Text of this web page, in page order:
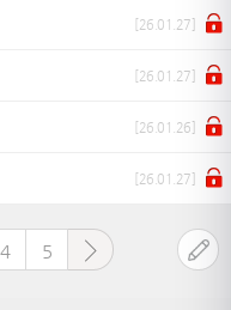
[26.01.27]
[26.01.27]
[26.01.26]
[26.01.27]
4 5